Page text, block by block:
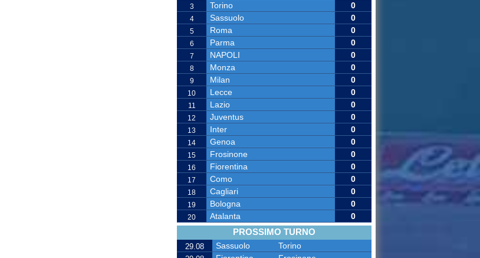
3 Torino 0
4 Sassuolo 0
5 Roma 0
6 Parma 0
7 NAPOLI 0
8 Monza 0
9 Milan 0
10 Lecce 0
11 Lazio 0
12 Juventus 0
13 Inter 0
14 Genoa 0
15 Frosinone 0
16 Fiorentina 0
17 Como 0
18 Cagliari 0
19 Bologna 0
20 Atalanta 0
PROSSIMO TURNO
29.08 Sassuolo Torino